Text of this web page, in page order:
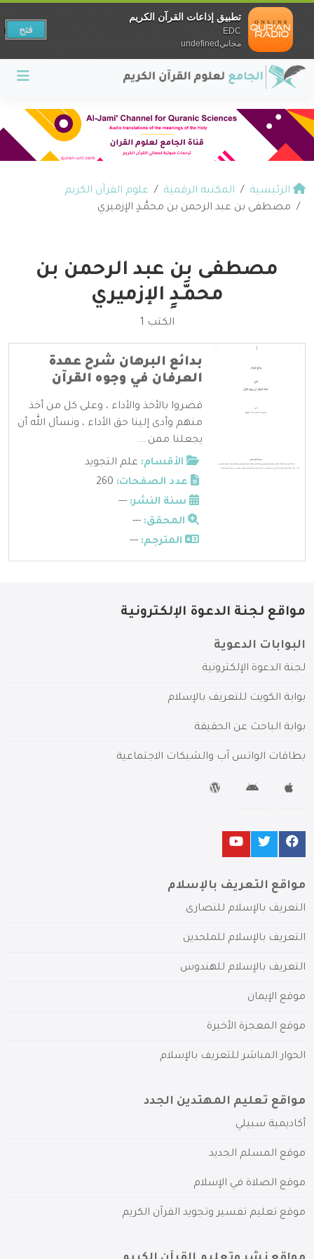
الرئيسية المكتبة الرقمية
علوم القرآن الكريم
مصطفى بن عبد الرحمن بن محمَّـدٍ الإزميري
مصطفى بن عبد الرحمن بن
محمَّـدٍ الإزميري
الكتب 1
بدائع البرهان شرح عمدة
العرفان في وجوه القرآن
قصروا بالأخذ والأداء ، وعلى كل من أخذ
منهم وأدى إلينا حق الأداء ، ونسأل الله أن
يجعلنا ممن ...
الأقسام: علم التجويد
عدد الصفحات:
سنة النشر: ---
المحقق: ---
المترجم: ---
مواقع لجنة الدعوة الإلكترونية
البوابات الدعوية
لجنة الدعوة الإلكترونية
بوابة الكويت للتعريف بالإسلام
بوابة الباحث عن الحقيقة
بطاقات الواتس آب والشبكات الاجتماعية
مواقع التعريف بالإسلام
التعريف بالإسلام للنصارى
التعريف بالإسلام للملحدين
التعريف بالإسلام للهندوس
موقع الإيمان
موقع المعجزة الأخيرة
الحوار المباشر للتعريف بالإسلام
مواقع تعليم المهتدين الجدد
أكاديمية سبيلي
موقع المسلم الجديد
موقع الصلاة في الإسلام
موقع تعليم تفسير وتجويد القرآن الكريم
تطبيق إذاعات القرآن الكريم
EDC
مجانيundefined
فتح